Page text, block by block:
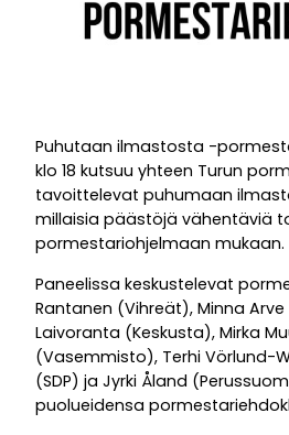
Puhutaan ilmastosta -
klo 18 kutsuu yhteen Turun
tavoittelevat puhumaan
millaisia päästöjä vähentäviä
pormestariohjelmaan mukaan.
Paneelissa keskustelevat
Rantanen (Vihreät), Minna
Laivoranta (Keskusta), Mirka
(Vasemmisto), Terhi Vörlund-
(SDP) ja Jyrki Åland
puolueidensa